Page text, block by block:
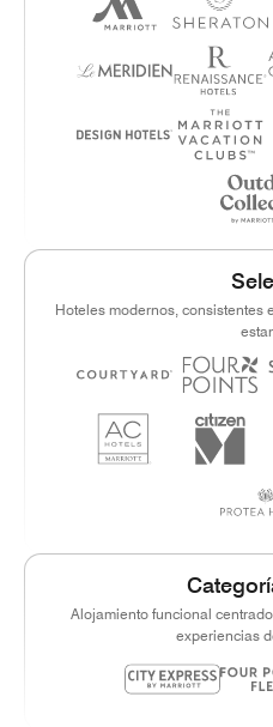
Hoteles modernos, consistentes
Alojamiento funcional
experiencias